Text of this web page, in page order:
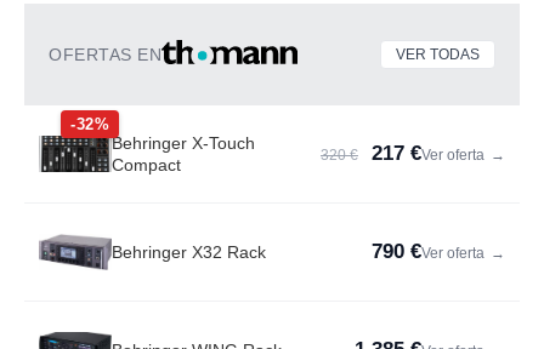
OFERTAS EN VER TODAS
-32%
Behringer X-Touch
Compact
320 € 217 €Ver oferta →
Behringer X32 Rack 790 €Ver oferta →